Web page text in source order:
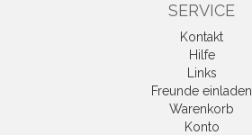
SERVICE
Kontakt
Hilfe
Links
Freunde einladen
Warenkorb
Konto